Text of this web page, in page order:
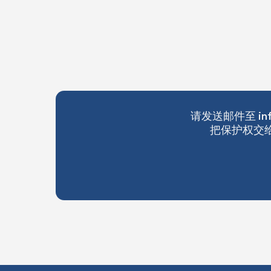
请发送邮件至
把保护权交